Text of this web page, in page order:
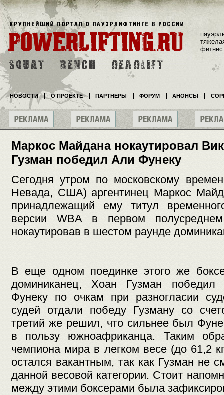
Маркос Майдана нокаутировал
Гузман победил Али Фунеку
Сегодня утром по московскому
Невада, США) аргентинец Маркос
принадлежащий ему титул
версии WBA в первом
нокаутировав в шестом раунде
В еще одном поединке этого же
доминиканец, Хоан Гузман
Фунеку по очкам при разногласии
судей отдали победу Гузману со
третий же решил, что сильнее был
в пользу южноафриканца. Таким
чемпиона мира в легком весе (до 61,2
остался вакантным, так как Гузман не
данной весовой категории. Cтоит
между этими боксерами была
фитнес
НОВОСТИ О ПРОЕКТЕ ПАРТНЕРЫ ФОРУМ АНОНСЫ